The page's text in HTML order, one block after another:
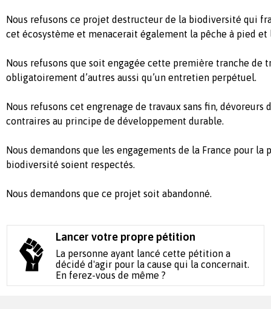
Nous refusons ce projet destructeur de la biodiversité qui
cet écosystème et menacerait également la pêche à pied
Nous refusons que soit engagée cette première tranche de
obligatoirement d’autres aussi qu’un entretien perpétuel.
Nous refusons cet engrenage de travaux sans fin, dévoreurs
contraires au principe de développement durable.
Nous demandons que les engagements de la France pour la
biodiversité soient respectés.
Nous demandons que ce projet soit abandonné.
Lancer votre propre pétition
La personne ayant lancé cette pétition a
décidé d'agir pour la cause qui la concernait.
En ferez-vous de même ?